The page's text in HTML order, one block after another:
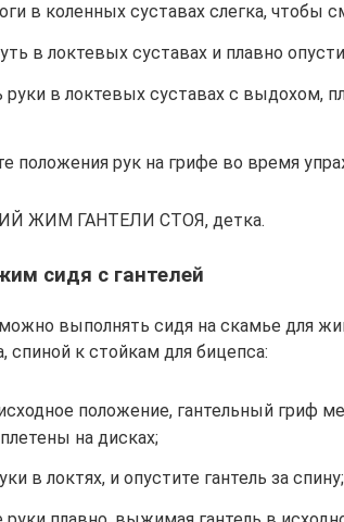
в коленных суставах слегка, чтобы
в локтевых суставах и плавно
руки в локтевых суставах с выдохом,
положения рук на грифе во время
ЖИМ ГАНТЕЛИ СТОЯ, детка.
сидя с гантелей
выполнять сидя на скамье для
спиной к стойкам для бицепса:
положение, гантельный гриф
на дисках;
в локтях, и опустите гантель за спину;